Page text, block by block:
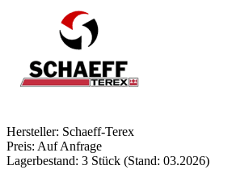
Hersteller: Schaeff-Terex
Preis: Auf Anfrage
Lagerbestand: 3 Stück (Stand: 03.2026)